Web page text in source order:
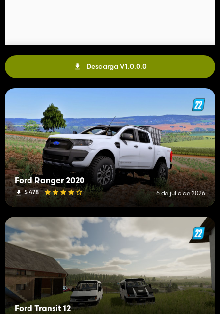
Descarga V1.0.0.0
Ford Ranger 2020
5 478 6 de julio de 2026
Ford Transit 12